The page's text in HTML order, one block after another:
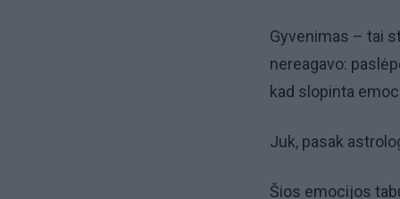
Gyvenimas – tai
nereagavo:
kad slopinta
Juk, pasak
Šios emocijos